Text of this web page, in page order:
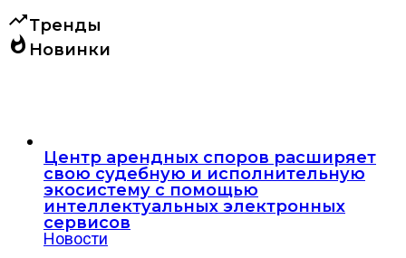
trending_upТренды
whatshot Новинки
Центр арендных споров расширяет
свою судебную и исполнительную
экосистему с помощью
интеллектуальных электронных
сервисов
Новости